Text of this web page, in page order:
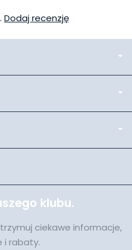
Dodaj recenzję
klubu.
ciekawe informacje,
i rabaty.